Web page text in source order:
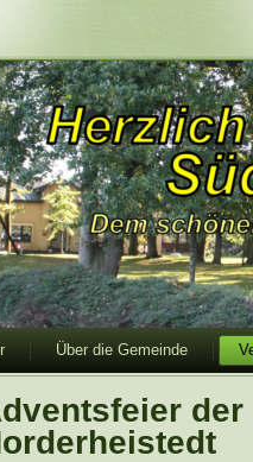
Über die Gemeinde
der